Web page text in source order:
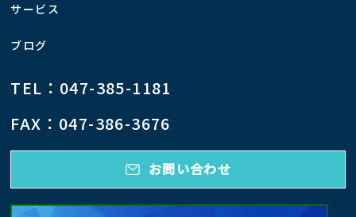
サービス
ブログ
お問い合わせ
TEL：047-385-1181
FAX：047-386-3676